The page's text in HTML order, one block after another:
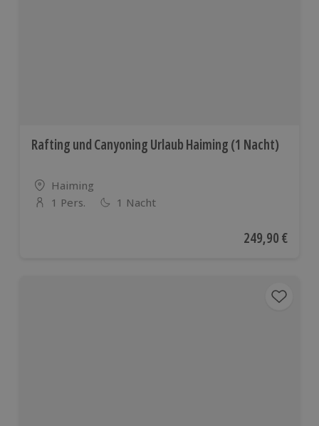
Rafting und Canyoning Urlaub Haiming (1 Nacht)
Standort
Haiming
Anzahl der Teilnehmer
1 Pers. 1 Nacht
Aktueller Preis
249,90 €